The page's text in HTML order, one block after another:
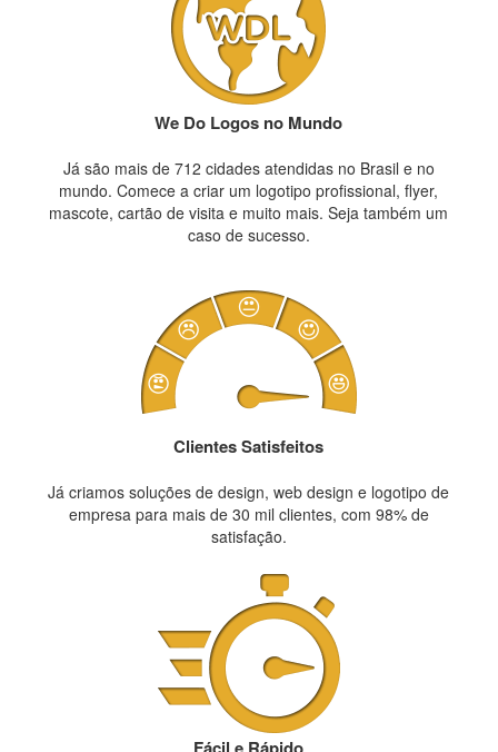
We Do Logos no Mundo
Já são mais de 712 cidades atendidas no Brasil e no
mundo. Comece a criar um logotipo profissional, flyer,
mascote, cartão de visita e muito mais. Seja também um
caso de sucesso.
Clientes Satisfeitos
Já criamos soluções de design, web design e logotipo de
empresa para mais de 30 mil clientes, com 98% de
satisfação.